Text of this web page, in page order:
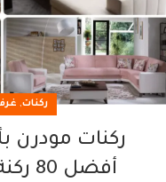
ركنات,
ركنات مودرن
أفضل 80 ركنة مودرن للبيع